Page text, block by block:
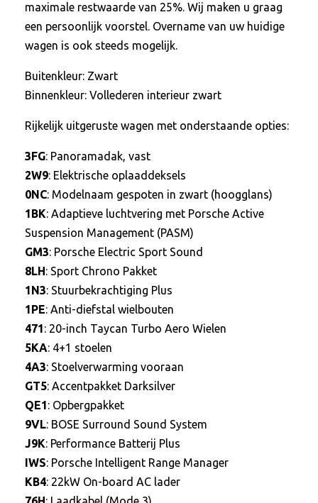
maximale restwaarde van 25%. Wij maken u graag
een persoonlijk voorstel. Overname van uw huidige
wagen is ook steeds mogelijk.
Buitenkleur: Zwart
Binnenkleur: Vollederen interieur zwart
Rijkelijk uitgeruste wagen met onderstaande opties:
3FG: Panoramadak, vast
2W9: Elektrische oplaaddeksels
0NC: Modelnaam gespoten in zwart (hoogglans)
1BK: Adaptieve luchtvering met Porsche Active
Suspension Management (PASM)
GM3: Porsche Electric Sport Sound
8LH: Sport Chrono Pakket
1N3: Stuurbekrachtiging Plus
1PE: Anti-diefstal wielbouten
471: 20-inch Taycan Turbo Aero Wielen
5KA: 4+1 stoelen
4A3: Stoelverwarming vooraan
GT5: Accentpakket Darksilver
QE1: Opbergpakket
9VL: BOSE Surround Sound System
J9K: Performance Batterij Plus
IWS: Porsche Intelligent Range Manager
KB4: 22kW On-board AC lader